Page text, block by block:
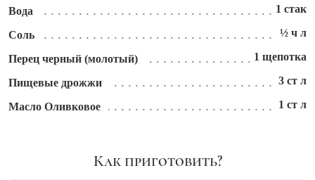
Вода 1 стак
Соль ½ ч л
Перец черный (молотый) 1 щепотка
Пищевые дрожжи 3 ст л
Масло Оливковое 1 ст л
Как приготовить?